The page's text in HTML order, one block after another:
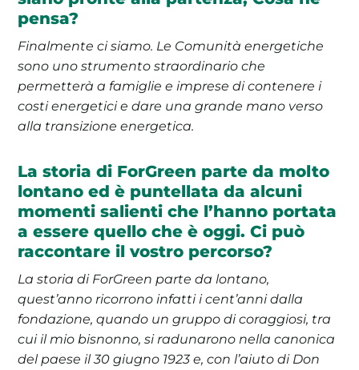
pensa?
Finalmente ci siamo. Le Comunità energetiche
sono uno strumento straordinario che
permetterà a famiglie e imprese di contenere i
costi energetici e dare una grande mano verso
alla transizione energetica.
La storia di ForGreen parte da molto
lontano ed è puntellata da alcuni
momenti salienti che l’hanno portata
a essere quello che è oggi. Ci può
raccontare il vostro percorso?
La storia di ForGreen parte da lontano,
quest’anno ricorrono infatti i cent’anni dalla
fondazione, quando un gruppo di coraggiosi, tra
cui il mio bisnonno, si radunarono nella canonica
del paese il 30 giugno 1923 e, con l’aiuto di Don